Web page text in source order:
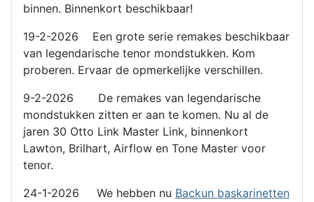
binnen. Binnenkort beschikbaar!
19-2-2026 Een grote serie remakes beschikbaar
van legendarische tenor mondstukken. Kom
proberen. Ervaar de opmerkelijke verschillen.
9-2-2026 De remakes van legendarische
mondstukken zitten er aan te komen. Nu al de
jaren 30 Otto Link Master Link, binnenkort
Lawton, Brilhart, Airflow en Tone Master voor
tenor.
24-1-2026 We hebben nu Backun baskarinetten